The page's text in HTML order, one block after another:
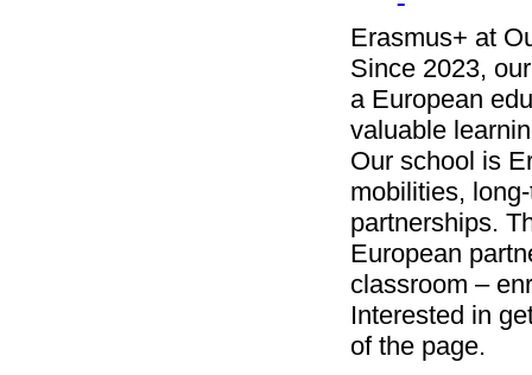
Erasmus+ at
Since 2023,
a European
valuable
Our school is
mobilities,
partnerships.
European
classroom –
Interested in
of the page.